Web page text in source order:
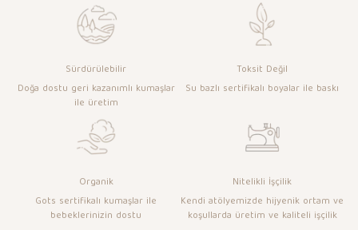
Sürdürülebilir
Doğa dostu geri kazanımlı kumaşlar
ile üretim
Toksit Değil
Su bazlı sertifikalı boyalar ile baskı
Organik
Gots sertifikalı kumaşlar ile
bebeklerinizin dostu
Nitelikli İşçilik
Kendi atölyemizde hijyenik ortam ve
koşullarda üretim ve kaliteli işçilik